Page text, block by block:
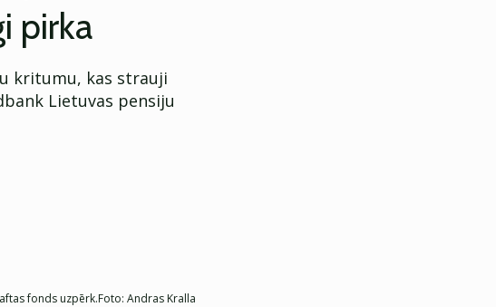
pirka
kritumu, kas strauji
Lietuvas pensiju
fonds uzpērk.Foto: Andras Kralla